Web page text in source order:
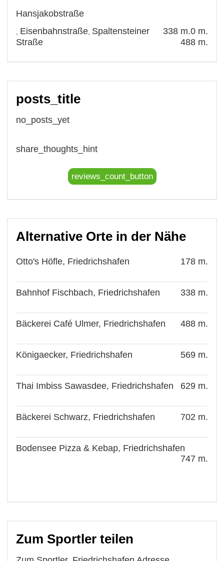
Hansjakobstraße
0 m.
Eisenbahnstraße 338 m.
Spaltensteiner
Straße
488 m.
posts_title
no_posts_yet
share_thoughts_hint
reviews_count_button
Alternative Orte in der Nähe
Otto's Höfle, Friedrichshafen 178 m.
Bahnhof Fischbach, Friedrichshafen 338 m.
Bäckerei Café Ulmer, Friedrichshafen 488 m.
Königaecker, Friedrichshafen 569 m.
Thai Imbiss Sawasdee, Friedrichshafen 629 m.
Bäckerei Schwarz, Friedrichshafen 702 m.
Bodensee Pizza & Kebap, Friedrichshafen
747 m.
Zum Sportler teilen